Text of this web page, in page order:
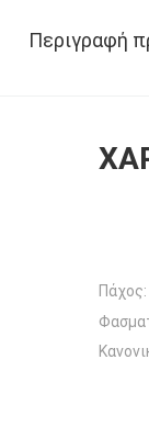
Περιγραφή
Πάχος: